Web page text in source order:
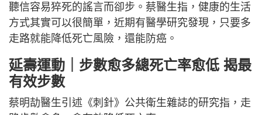
聽信容易猝死的謠言而卻步。蔡醫生指，健康的生活
方式其實可以很簡單，近期有醫學研究發現，只要多
走路就能降低死亡風險，還能防癌。
延壽運動｜步數愈多總死亡率愈低 揭最
有效步數
蔡明劼醫生引述《刺針》公共衛生雜誌的研究指，走